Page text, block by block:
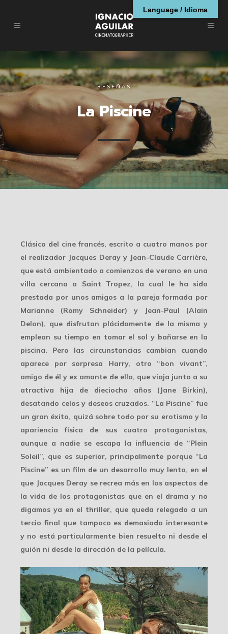
RESEÑAS
La Piscine
Clásico del cine francés, escrito a cuatro manos por
el realizador Jacques Deray y Jean-Claude Carrière,
que está ambientado a comienzos de verano en una
villa cercana a Saint Tropez, la cual le ha sido
prestada por unos amigos a la pareja formada por
Marianne (Romy Schneider) y Jean-Paul (Alain
Delon), que disfrutan plácidamente de la misma y
emplean su tiempo en tomar el sol y bañarse en la
piscina. Pero las circunstancias cambian cuando
aparece por sorpresa Harry, otro “bon vivant”,
amigo de él y ex amante de ella, que viaja junto a su
atractiva hija de dieciocho años (Jane Birkin),
desatando celos y deseos cruzados. “La Piscine” fue
un gran éxito, quizá sobre todo por su erotismo y la
apariencia física de sus cuatro protagonistas,
aunque a nadie se escapa la influencia de “Plein
Soleil”, que es superior, principalmente porque “La
Piscine” es un film de un desarrollo muy lento, en el
que Jacques Deray se recrea más en los aspectos de
la vida de los protagonistas que en el drama y no
digamos ya en el thriller, que queda relegado a un
tercio final que tampoco es demasiado interesante
y no está particularmente bien resuelto ni desde el
guión ni desde la dirección de la película.
Language / Idioma